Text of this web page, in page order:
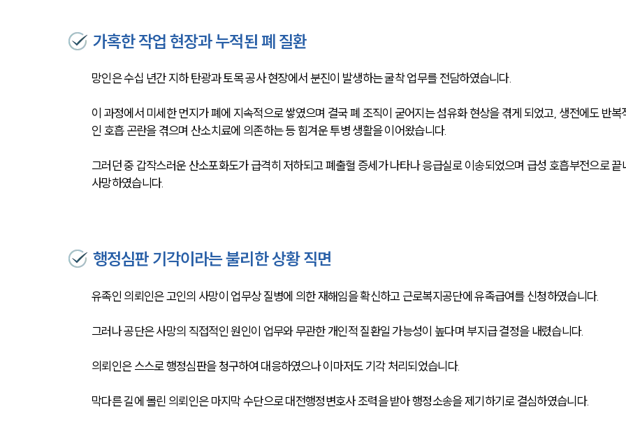
가혹한 작업 현장과 누적된 폐 질환
망인은 수십 년간 지하 탄광과 토목 공사 현장에서 분진이 발생하는 굴착 업무를 전담하였습니다.
이 과정에서 미세한 먼지가 폐에 지속적으로 쌓였으며 결국 폐 조직이 굳어지는 섬유화 현상을 겪게 되었고, 생전에도 반복
인 호흡 곤란을 겪으며 산소치료에 의존하는 등 힘겨운 투병 생활을 이어왔습니다.
그러던 중 갑작스러운 산소포화도가 급격히 저하되고 폐출혈 증세가 나타나 응급실로 이송되었으며 급성 호흡부전으로
사망하였습니다.
행정심판 기각이라는 불리한 상황 직면
유족인 의뢰인은 고인의 사망이 업무상 질병에 의한 재해임을 확신하고 근로복지공단에 유족급여를 신청하였습니다.
그러나 공단은 사망의 직접적인 원인이 업무와 무관한 개인적 질환일 가능성이 높다며 부지급 결정을 내렸습니다.
의뢰인은 스스로 행정심판을 청구하여 대응하였으나 이마저도 기각 처리되었습니다.
막다른 길에 몰린 의뢰인은 마지막 수단으로 대전행정변호사 조력을 받아 행정소송을 제기하기로 결심하였습니다.